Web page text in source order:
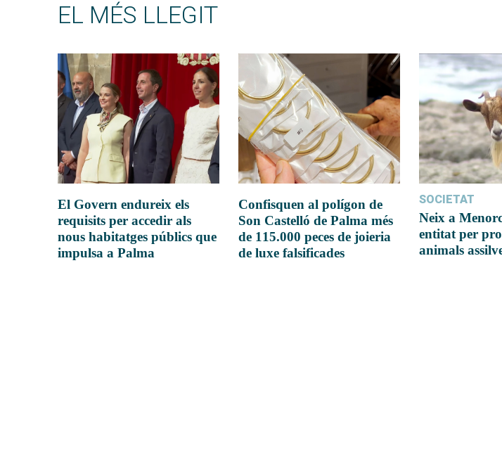
EL MÉS LLEGIT
El Govern endureix els
requisits per accedir als
nous habitatges públics que
impulsa a Palma
Confisquen al polígon de
Son Castelló de Palma més
de 115.000 peces de joieria
de luxe falsificades
SOCIETAT
Neix a
entitat per
animals